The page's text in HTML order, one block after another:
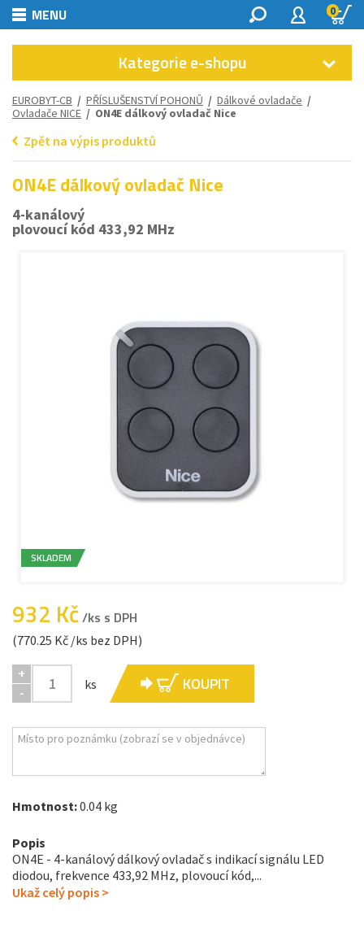
MENU 0
Kategorie e-shopu
EUROBYT-CB / PŘÍSLUŠENSTVÍ POHONŮ / Dálkové ovladače /
Ovladače NICE / ON4E dálkový ovladač Nice
Zpět na výpis produktů
ON4E dálkový ovladač Nice
4-kanálový
plovoucí kód 433,92 MHz
SKLADEM
932 Kč/ks s DPH
(770.25 Kč /ks bez DPH)
+
-
ks KOUPIT
Hmotnost:0.04 kg
Popis
ON4E - 4-kanálový dálkový ovladač s indikací signálu LED
diodou, frekvence 433,92 MHz, plovoucí kód,...
Ukaž celý popis >